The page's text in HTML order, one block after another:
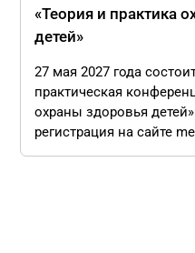
«Теория и практика
детей»
27 мая 2027 года
практическая
охраны здоровья
регистрация на сайте